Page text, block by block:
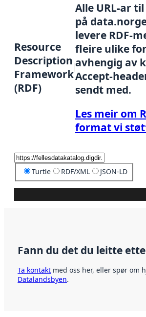
Resource
Description
Framework
(RDF)
Alle URL-ar
på
levere RDF-
fleire ulike
avhengig av
Accept-
sendt med.
Les meir om
format vi
Turtle RDF/XML JSON-LD
Fann du det du leitte
Ta kontakt med oss her, eller spør om
Datalandsbyen.